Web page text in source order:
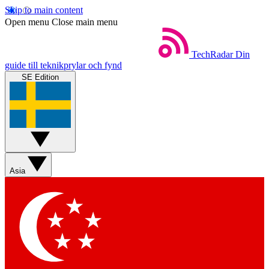
Skip to main content
Open menu Close main menu
TechRadar Din
guide till teknikprylar och fynd
SE Edition
Asia